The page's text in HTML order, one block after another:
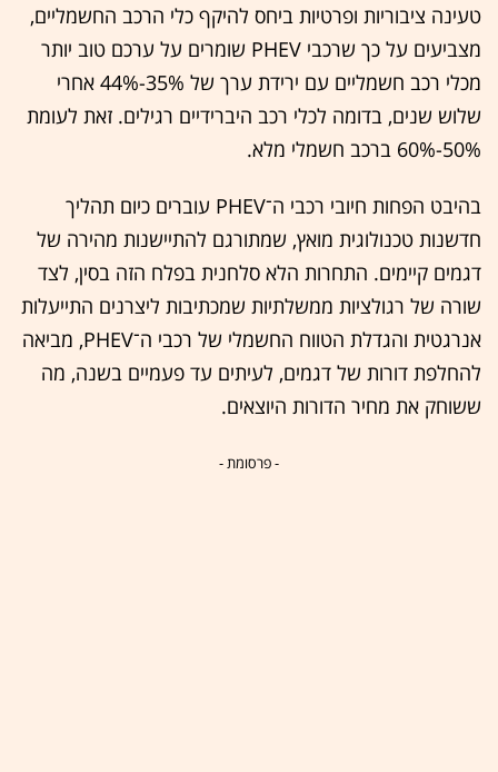
טעינה ציבוריות ופרטיות ביחס להיקף כלי הרכב החשמליים,
מצביעים על כך שרכבי PHEV שומרים על ערכם טוב יותר
מכלי רכב חשמליים עם ירידת ערך של 35%-44% אחרי
שלוש שנים, בדומה לכלי רכב היברידיים רגילים. זאת לעומת
50%-60% ברכב חשמלי מלא.
בהיבט הפחות חיובי רכבי ה־PHEV עוברים כיום תהליך
חדשנות טכנולוגית מואץ, שמתורגם להתיישנות מהירה של
דגמים קיימים. התחרות הלא סלחנית בפלח הזה בסין, לצד
שורה של רגולציות ממשלתיות שמכתיבות ליצרנים התייעלות
אנרגטית והגדלת הטווח החשמלי של רכבי ה־PHEV, מביאה
להחלפת דורות של דגמים, לעיתים עד פעמיים בשנה, מה
ששוחק את מחיר הדורות היוצאים.
- פרסומת -